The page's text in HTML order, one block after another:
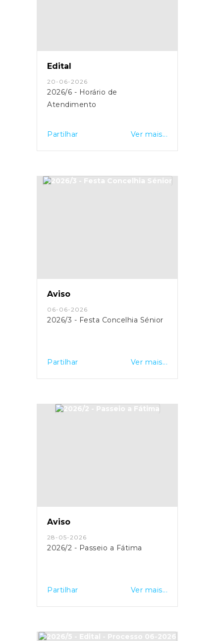
Edital
20-06-2026
2026/6 - Horário de
Atendimento
Partilhar Ver mais...
Aviso
06-06-2026
2026/3 - Festa Concelhia Sénior
Partilhar Ver mais...
Aviso
28-05-2026
2026/2 - Passeio a Fátima
Partilhar Ver mais...